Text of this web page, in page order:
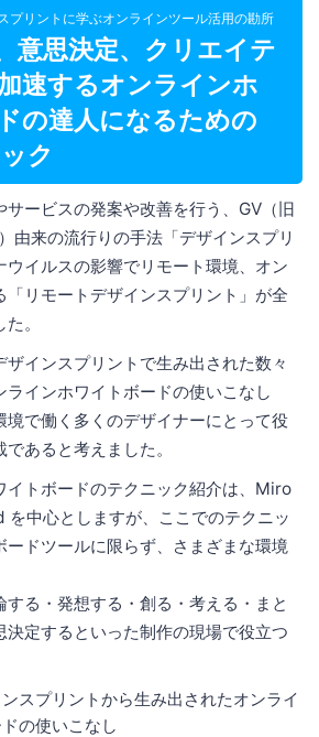
プリントに学ぶオンラインツール活用の勘所
意思決定、クリエイテ
速するオンラインホ
の達人になるための
ク
ービスの発案や改善を行う、GV（旧
由来の流行りの手法「デザインスプリ
ウイルスの影響でリモート環境、オン
「リモートデザインスプリント」が全
。
ザインスプリントで生み出された数々
インホワイトボードの使いこなし
境で働く多くのデザイナーにとって役
あると考えました。
イトボードのテクニック紹介は、Miro
中心としますが、ここでのテクニッ
ードツールに限らず、さまざまな環境
する・発想する・創る・考える・まと
決定するといった制作の現場で役立つ
スプリントから生み出されたオンライ
の使いこなし